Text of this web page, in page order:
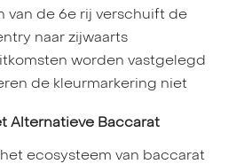
van de 6e rij verschuift de
naar zijwaarts
worden vastgelegd
de kleurmarkering niet
Alternatieve Baccarat
ecosysteem van baccarat